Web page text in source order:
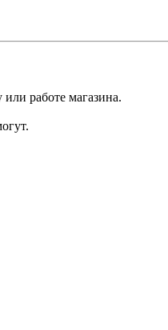
работе магазина.